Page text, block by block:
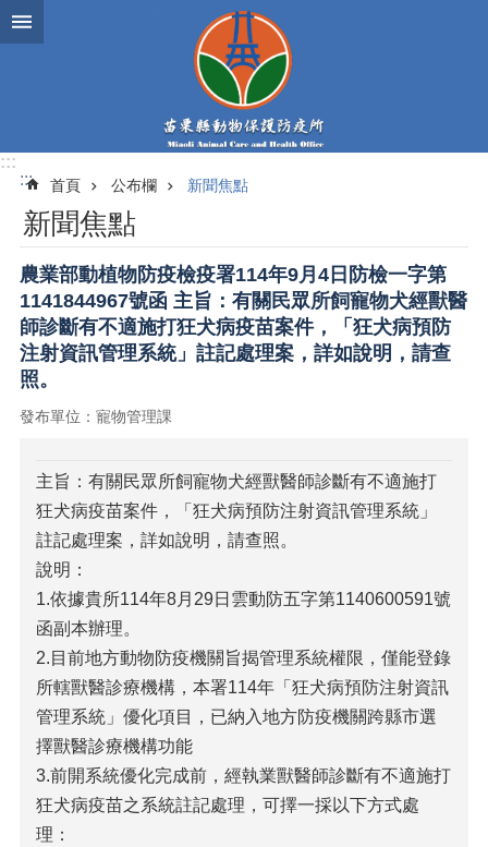
跳到主要內容區塊
:::
:::
首頁 公布欄 新聞焦點
新聞焦點
農業部動植物防疫檢疫署114年9月4日防檢一字第
1141844967號函 主旨：有關民眾所飼寵物犬經獸醫
師診斷有不適施打狂犬病疫苗案件，「狂犬病預防
注射資訊管理系統」註記處理案，詳如說明，請查
照。
發布單位：寵物管理課
主旨：有關民眾所飼寵物犬經獸醫師診斷有不適施打
狂犬病疫苗案件，「狂犬病預防注射資訊管理系統」
註記處理案，詳如說明，請查照。
說明：
1.依據貴所114年8月29日雲動防五字第1140600591號
函副本辦理。
2.目前地方動物防疫機關旨揭管理系統權限，僅能登錄
所轄獸醫診療機構，本署114年「狂犬病預防注射資訊
管理系統」優化項目，已納入地方防疫機關跨縣市選
擇獸醫診療機構功能
3.前開系統優化完成前，經執業獸醫師診斷有不適施打
狂犬病疫苗之系統註記處理，可擇一採以下方式處
理：